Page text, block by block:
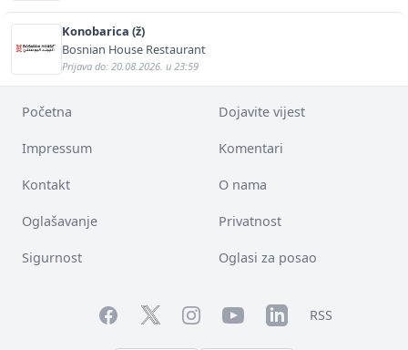
Konobarica (ž)
Bosnian House Restaurant
Prijava do: 20.08.2026. u 23:59
Početna Dojavite vijest
Impressum Komentari
Kontakt O nama
Oglašavanje Privatnost
Sigurnost Oglasi za posao
FacebookTwitterInstagramYouTubeLinkedInRSS